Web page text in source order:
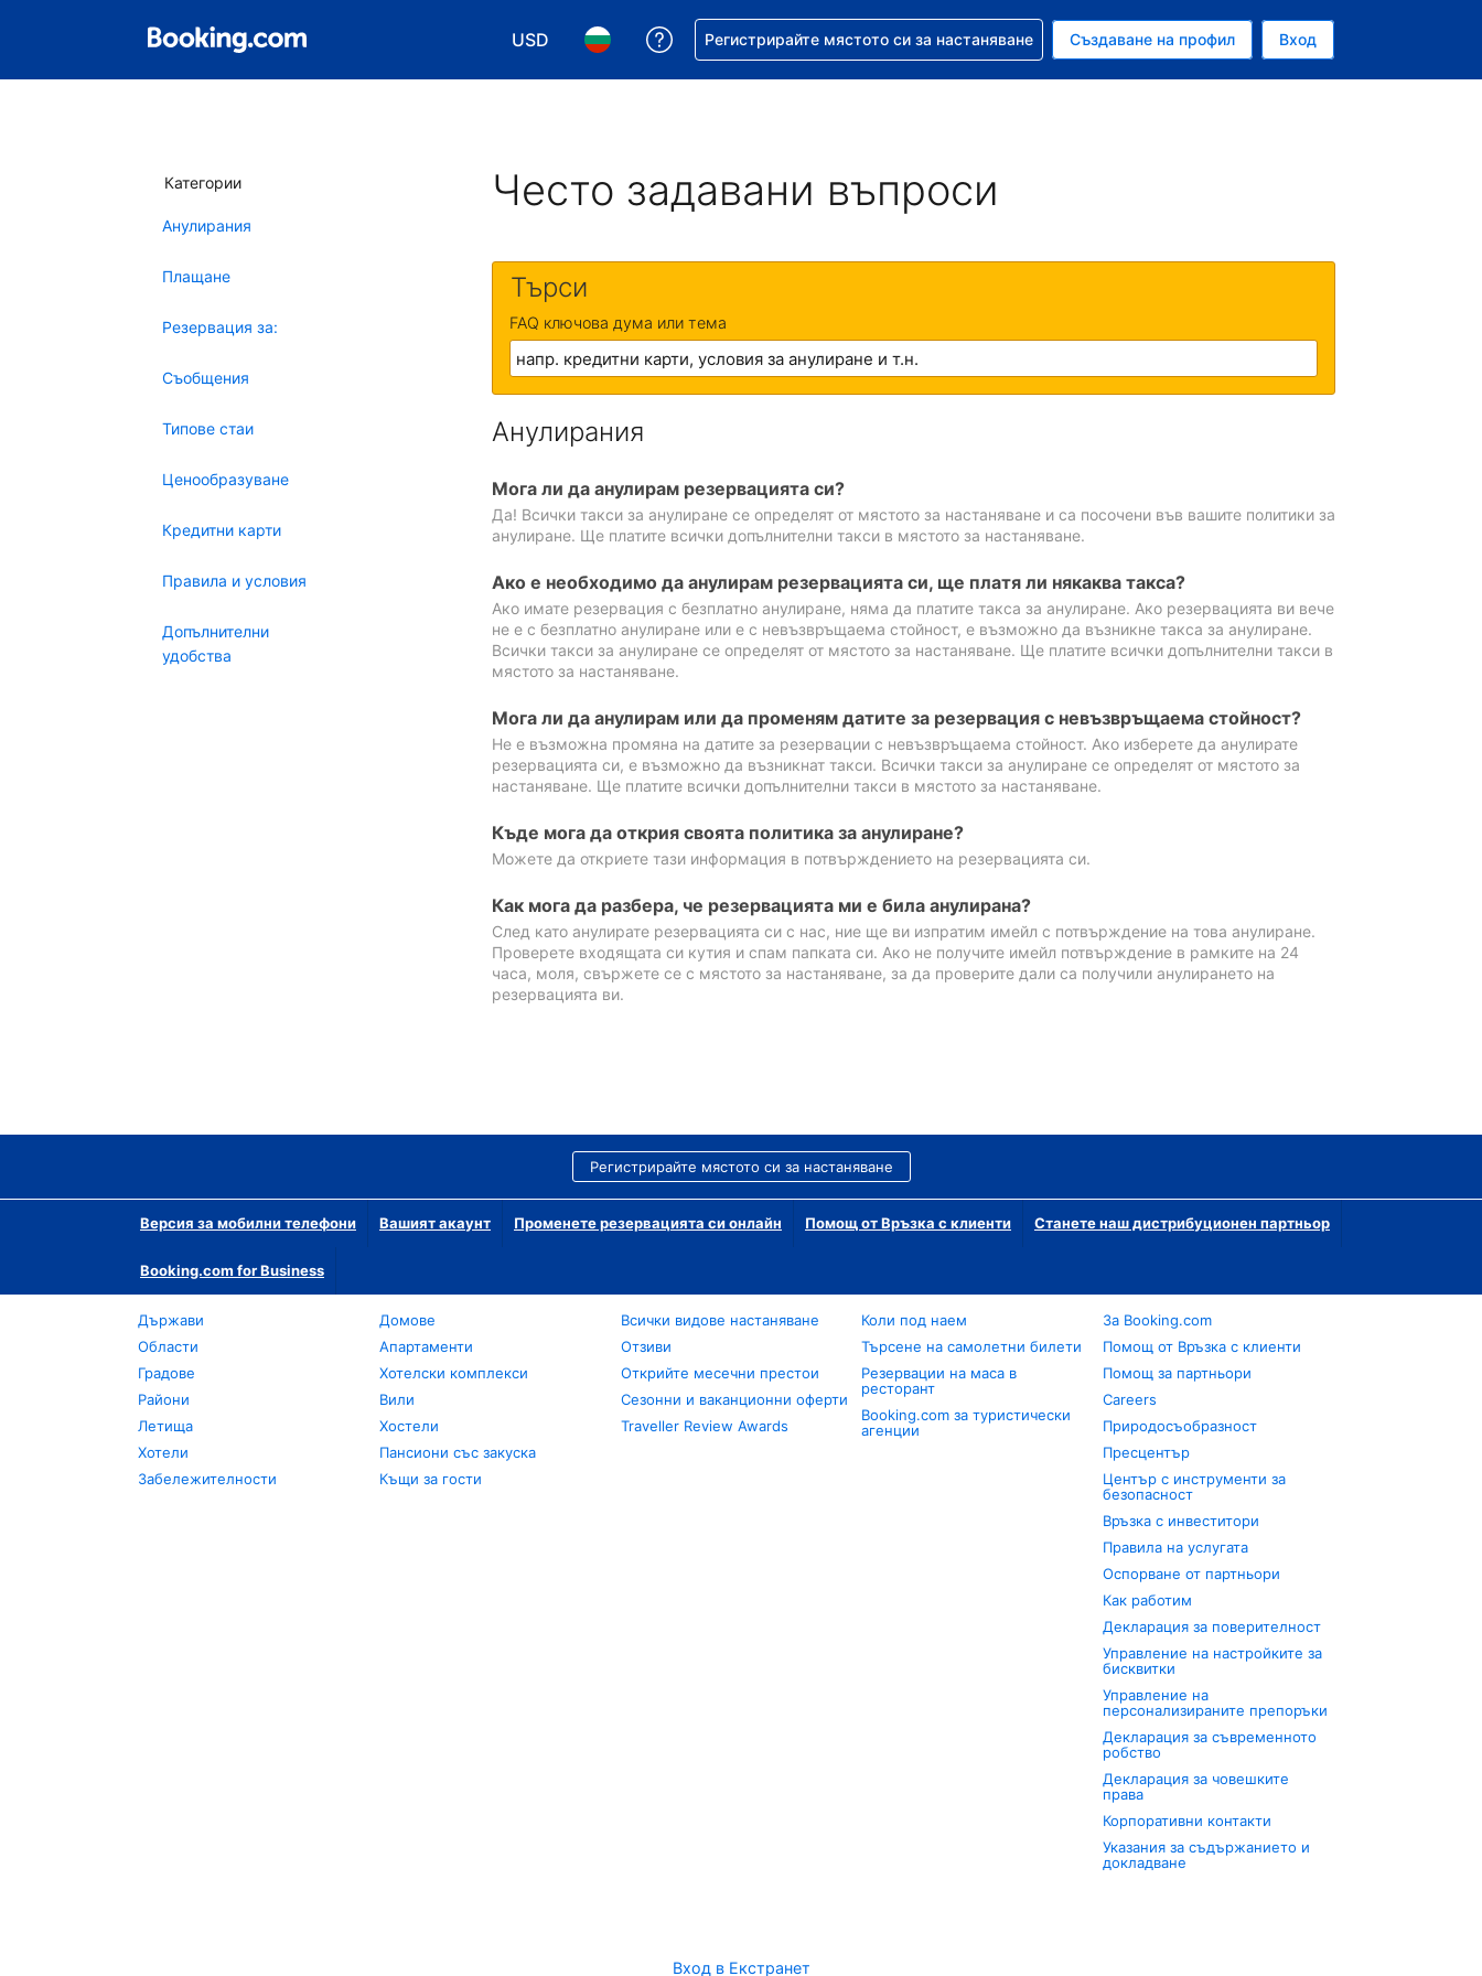
USD
Избор на валута. Избрана валута - Американски долар
Избор на език. Избран език - Български
Помощ с резервацията ви
Регистрирайте мястото си за настаняване Създаване на профил Вход
Категории
Анулирания
Плащане
Резервация за:
Съобщения
Типове стаи
Ценообразуване
Кредитни карти
Правила и условия
Допълнителни
удобства
Често задавани въпроси
Търси
FAQ ключова дума или тема
Анулирания
Мога ли да анулирам резервацията си?
Да! Всички такси за анулиране се определят от мястото за настаняване и са посочени във вашите политики за
анулиране. Ще платите всички допълнителни такси в мястото за настаняване.
Ако е необходимо да анулирам резервацията си, ще платя ли някаква такса?
Ако имате резервация с безплатно анулиране, няма да платите такса за анулиране. Ако резервацията ви вече
не е с безплатно анулиране или е с невъзвръщаема стойност, е възможно да възникне такса за анулиране.
Всички такси за анулиране се определят от мястото за настаняване. Ще платите всички допълнителни такси в
мястото за настаняване.
Мога ли да анулирам или да променям датите за резервация с невъзвръщаема стойност?
Не е възможна промяна на датите за резервации с невъзвръщаема стойност. Ако изберете да анулирате
резервацията си, е възможно да възникнат такси. Всички такси за анулиране се определят от мястото за
настаняване. Ще платите всички допълнителни такси в мястото за настаняване.
Къде мога да открия своята политика за анулиране?
Можете да откриете тази информация в потвърждението на резервацията си.
Как мога да разбера, че резервацията ми е била анулирана?
След като анулирате резервацията си с нас, ние ще ви изпратим имейл с потвърждение на това анулиране.
Проверете входящата си кутия и спам папката си. Ако не получите имейл потвърждение в рамките на 24
часа, моля, свържете се с мястото за настаняване, за да проверите дали са получили анулирането на
резервацията ви.
Регистрирайте мястото си за настаняване
Версия за мобилни телефони Вашият акаунт Променете резервацията си онлайн Помощ от Връзка с клиенти Станете наш дистрибуционен партньор
Booking.com for Business
Държави
Области
Градове
Райони
Летища
Хотели
Забележителности
Домове
Апартаменти
Хотелски комплекси
Вили
Хостели
Пансиони със закуска
Къщи за гости
Всички видове настаняване
Отзиви
Открийте месечни престои
Сезонни и ваканционни оферти
Traveller Review Awards
Коли под наем
Търсене на самолетни билети
Резервации на маса в
ресторант
Booking.com за туристически
агенции
За Booking.com
Помощ от Връзка с клиенти
Помощ за партньори
Careers
Природосъобразност
Пресцентър
Център с инструменти за
безопасност
Връзка с инвеститори
Правила на услугата
Оспорване от партньори
Как работим
Декларация за поверителност
Управление на настройките за
бисквитки
Управление на
персонализираните препоръки
Декларация за съвременното
робство
Декларация за човешките
права
Корпоративни контакти
Указания за съдържанието и
докладване
Вход в Екстранет